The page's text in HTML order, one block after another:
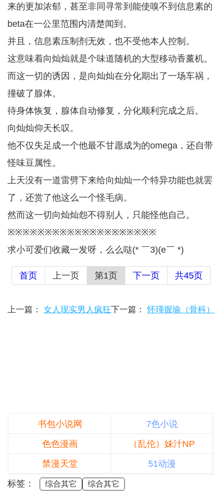
来的更加浓郁，甚至非同寻常到能使嗅不到信息素的
beta在一公里范围内清楚闻到。
并且，信息素压制剂无效，也不受他本人控制。
这意味着向灿灿就是个味道随机的大型移动香薰机。
而这一切的诱因，是向灿灿在分化期出了一场车祸，
撞破了腺体。
待身体恢复，腺体自动修复，分化顺利完成之后。
向灿灿仰天长叹。
他不仅失足成一个他最不甘愿成为的omega，还自带
怪味豆属性。
上天没有一道雷劈下来给向灿灿一个特异功能也就罢
了，还赏了他这么一个怪毛病。
然而这一切向灿灿怨不得别人，只能怪他自己。
※※※※※※※※※※※※※※※※※※※※
求小可爱们收藏一发呀，么么哒(* ￣3)(e￣ *)
首页 上一页 第1页 下一页 共45页
上一篇： 女人现实男人疯狂下一篇：怀瑾握瑜（骨科）
书包小说网
7色小说
色色漫画
（乱伦）妹汁NP
禁漫天堂
51动漫
标签：
综合其它 综合其它